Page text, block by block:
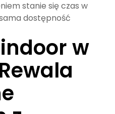
stanie się czas w
dostępność
w